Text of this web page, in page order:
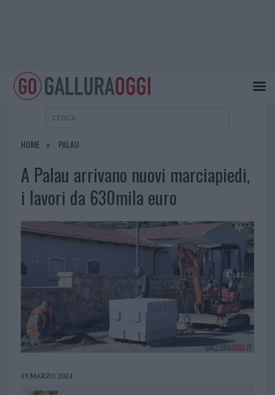
HOME PALAU
A Palau arrivano nuovi marciapiedi,
i lavori da 630mila euro
19 MARZO 2024